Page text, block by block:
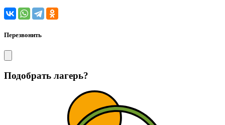
Перезвонить
Подобрать лагерь?